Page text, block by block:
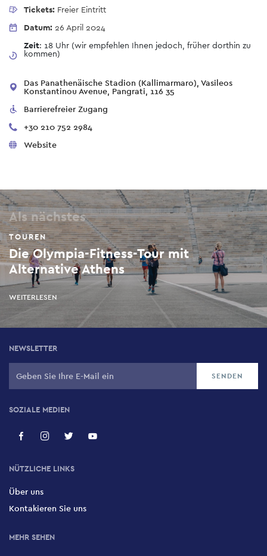
Tickets: Freier Eintritt
Datum: 26 April 2024
Zeit: 18 Uhr (wir empfehlen Ihnen jedoch, früher dorthin zu
kommen)
Das Panathenäische Stadion (Kallimarmaro), Vasileos
Konstantinou Avenue, Pangrati, 116 35
Barrierefreier Zugang
+30 210 752 2984
Website
Als nächstes
TOUREN
Die Olympia-Fitness-Tour mit
Alternative Athens
WEITERLESEN
NEWSLETTER
SOZIALE MEDIEN
NÜTZLICHE LINKS
Über uns
Kontakieren Sie uns
MEHR SEHEN